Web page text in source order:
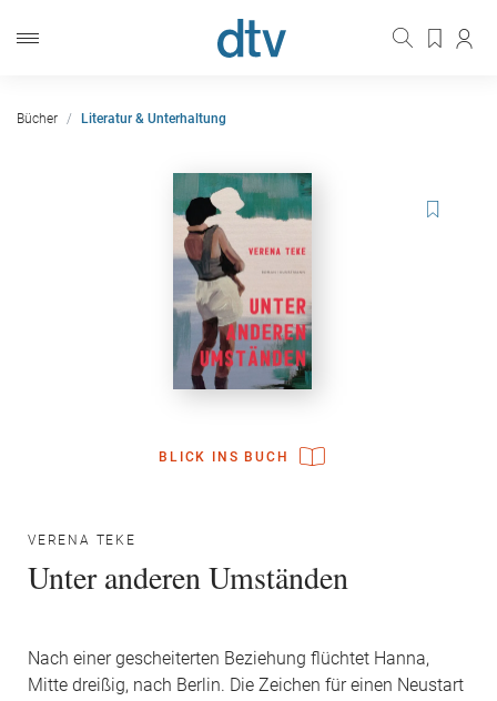
Bücher Literatur & Unterhaltung
BLICK INS BUCH
VERENA TEKE
Unter anderen Umständen
Nach einer gescheiterten Beziehung flüchtet Hanna,
Mitte dreißig, nach Berlin. Die Zeichen für einen Neustart